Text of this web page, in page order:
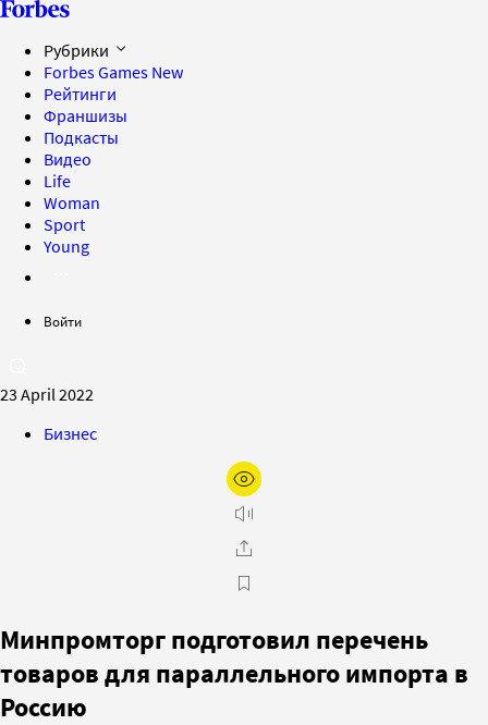
Рубрики
Forbes Games New
Рейтинги
Франшизы
Подкасты
Видео
Life
Woman
Sport
Young
Войти
23 April 2022
Бизнес
Минпромторг подготовил перечень
товаров для параллельного импорта в
Россию